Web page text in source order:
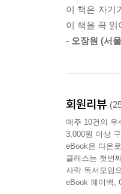
‘나중에 좋
많다. 그러나
내일뿐 아
어디인지도
이 책에는 유
여운을 남기
“다른 사람
여러 가지 환
이 책은 자기
이 책을 꼭
- 오장원 (서
회원리뷰
매주 10건의 우
3,000원 이상
eBook은 다운
클래스는 첫번
사락 독서모임
eBook 페이백,